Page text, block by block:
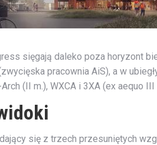
sięgają daleko poza horyzont
pracownia AiS), a w
(II m.), WXCA i 3XA (ex aequo III
się z trzech przesuniętych